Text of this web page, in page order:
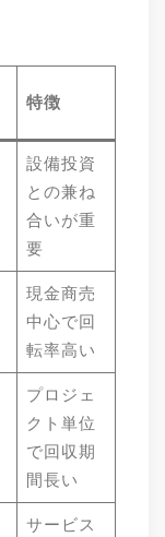
特徴
設備投資
との兼ね
合いが重
要
現金商売
中心で回
転率高い
プロジェ
クト単位
で回収期
間長い
サービス